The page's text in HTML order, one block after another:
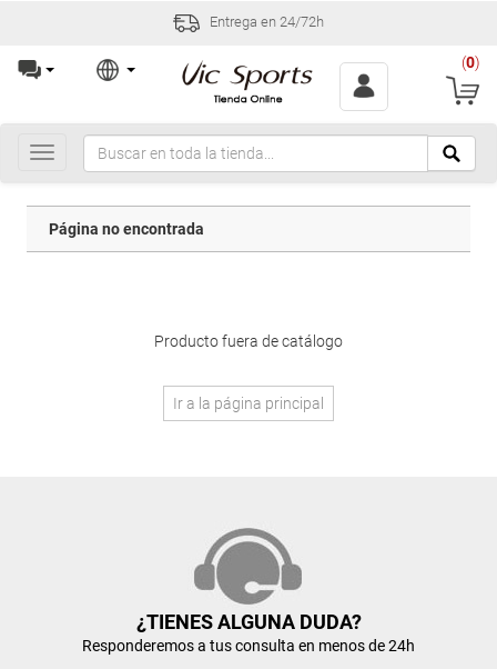
Entrega en 24/72h
(0)
Toggle
navigation
Página no encontrada
Producto fuera de catálogo
Ir a la página principal
¿TIENES ALGUNA DUDA?
Responderemos a tus consulta en menos de 24h